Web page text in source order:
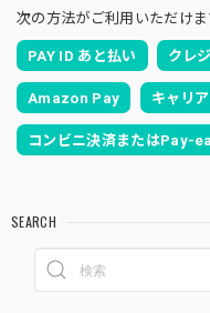
次の方法がご利用いただけま
PAY ID あと払い クレ
Amazon Pay キャリ
コンビニ決済またはPay-
SEARCH